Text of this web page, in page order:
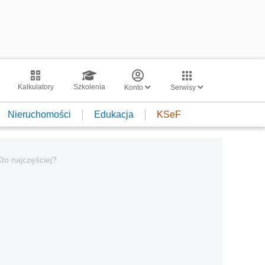
Kalkulatory Szkolenia Konto Serwisy
Nieruchomości Edukacja KSeF
najczęściej?